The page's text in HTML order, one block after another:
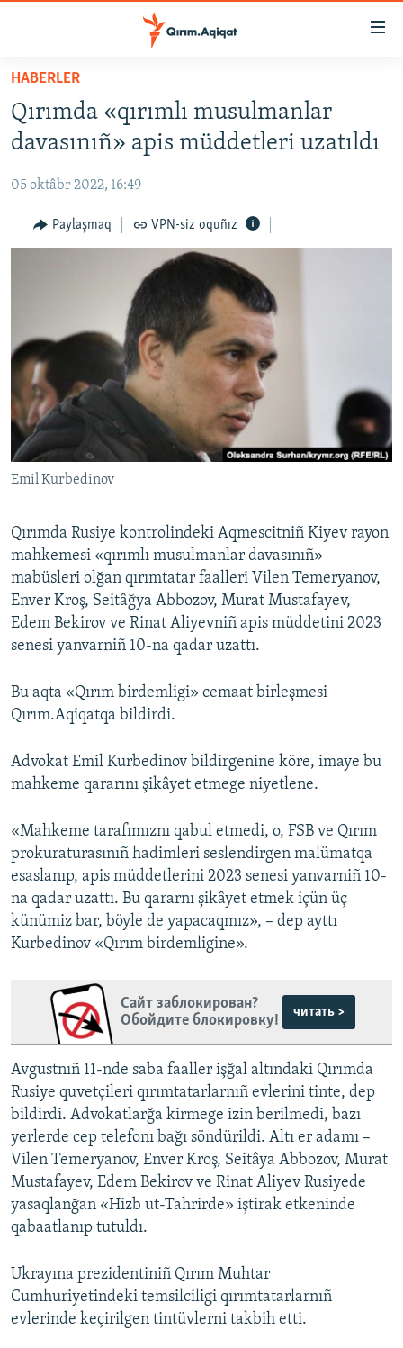
Esas
qaytmaq
Baş
qaytmaq
qaytmaq
HABERLER
SİYASET
CEMİYET
MEDENİYET
BLOGLAR
FİKİR
Русский
Українською
RFE/RS bütün saytları
HABERLER
Qırımda «qırımlı musulmanlar
davasınıñ» apis müddetleri uzatıldı
05 oktâbr 2022, 16:49
Paylaşmaq VPN-siz oquñız
Emil Kurbedinov
Qırımda Rusiye kontrolindeki Aqmescitniñ Kiyev rayon
mahkemesi «qırımlı musulmanlar davasınıñ»
mabüsleri olğan qırımtatar faalleri Vilen Temeryanov,
Enver Kroş, Seitâğya Abbozov, Murat Mustafayev,
Edem Bekirov ve Rinat Aliyevniñ apis müddetini 2023
senesi yanvarniñ 10-na qadar uzattı.
Bu aqta «Qırım birdemligi» cemaat birleşmesi
Qırım.Aqiqatqa bildirdi.
Advokat Emil Kurbedinov bildirgenine köre, imaye bu
mahkeme qararını şikâyet etmege niyetlene.
«Mahkeme tarafımıznı qabul etmedi, o, FSB ve Qırım
prokuraturasınıñ hadimleri seslendirgen malümatqa
esaslanıp, apis müddetlerini 2023 senesi yanvarniñ 10-
na qadar uzattı. Bu qararnı şikâyet etmek içün üç
künümiz bar, böyle de yapacaqmız», – dep ayttı
Kurbedinov «Qırım birdemligine».
Сайт заблокирован?
Обойдите блокировку!
читать >
Avgustnıñ 11-nde saba faaller işğal altındaki Qırımda
Rusiye quvetçileri qırımtatarlarnıñ evlerini tinte, dep
bildirdi. Advokatlarğa kirmege izin berilmedi, bazı
yerlerde cep telefonı bağı söndürildi. Altı er adamı –
Vilen Temeryanov, Enver Kroş, Seitâya Abbozov, Murat
Mustafayev, Edem Bekirov ve Rinat Aliyev Rusiyede
yasaqlanğan «Hizb ut-Tahrirde» iştirak etkeninde
qabaatlanıp tutuldı.
Ukrayına prezidentiniñ Qırım Muhtar
Cumhuriyetindeki temsilciligi qırımtatarlarnıñ
evlerinde keçirilgen tintüvlerni takbih etti.